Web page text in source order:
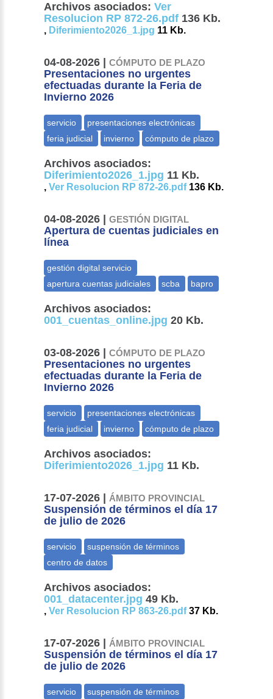
Archivos asociados: Ver
Resolucion RP 872-26.pdf 136 Kb.
, Diferimiento2026_1.jpg 11 Kb.
04-08-2026 |CÓMPUTO DE PLAZO
Presentaciones no urgentes
efectuadas durante la Feria de
Invierno 2026
Archivos asociados:
Diferimiento2026_1.jpg 11 Kb.
,Ver Resolucion RP 872-26.pdf136 Kb.
04-08-2026 |GESTIÓN DIGITAL
Apertura de cuentas judiciales en
línea
Archivos asociados:
001_cuentas_online.jpg 20 Kb.
03-08-2026 |CÓMPUTO DE PLAZO
Presentaciones no urgentes
efectuadas durante la Feria de
Invierno 2026
Archivos asociados:
Diferimiento2026_1.jpg 11 Kb.
17-07-2026 |ÁMBITO PROVINCIAL
Suspensión de términos el día 17
de julio de 2026
Archivos asociados:
001_datacenter.jpg 49 Kb.
,Ver Resolucion RP 863-26.pdf37 Kb.
17-07-2026 |ÁMBITO PROVINCIAL
Suspensión de términos el día 17
de julio de 2026